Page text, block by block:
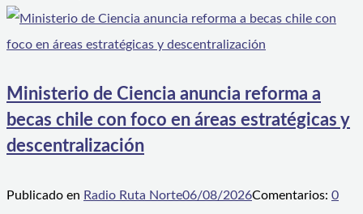
Ministerio de Ciencia anuncia reforma a
becas chile con foco en áreas estratégicas y
descentralización
Publicado en Radio Ruta Norte06/08/2026Comentarios: 0